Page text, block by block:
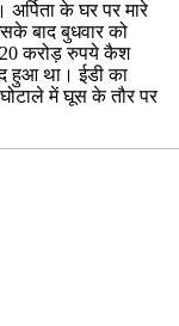
अर्पिता के घर पर मारे
बाद बुधवार को
20 करोड़ रुपये कैश
हुआ था। ईडी का
घोटाले में घूस के तौर पर